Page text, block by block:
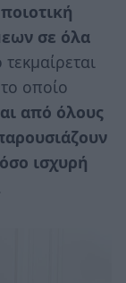
σε όλα
οποίο
από όλους
ισχυρή